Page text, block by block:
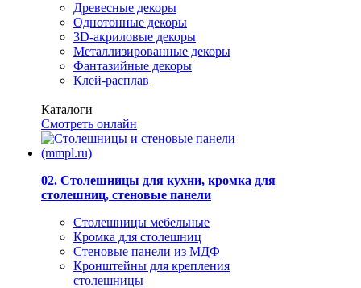
Древесные декоры
Однотонные декоры
3D-акриловые декоры
Металлизированные декоры
Фантазийные декоры
Клей-расплав
Каталоги
Смотреть онлайн
02. Столешницы для кухни, кромка для
столешниц, стеновые панели
Столешницы мебельные
Кромка для столешниц
Стеновые панели из МДФ
Кронштейны для крепления
столешницы